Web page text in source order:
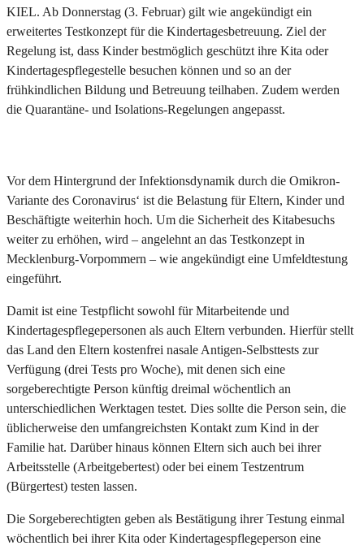
KIEL. Ab Donnerstag (3. Februar) gilt wie angekündigt ein
erweitertes Testkonzept für die Kindertagesbetreuung. Ziel der
Regelung ist, dass Kinder bestmöglich geschützt ihre Kita oder
Kindertagespflegestelle besuchen können und so an der
frühkindlichen Bildung und Betreuung teilhaben. Zudem werden
die Quarantäne- und Isolations-Regelungen angepasst.
Vor dem Hintergrund der Infektionsdynamik durch die Omikron-
Variante des Coronavirus‘ ist die Belastung für Eltern, Kinder und
Beschäftigte weiterhin hoch. Um die Sicherheit des Kitabesuchs
weiter zu erhöhen, wird – angelehnt an das Testkonzept in
Mecklenburg-Vorpommern – wie angekündigt eine Umfeldtestung
eingeführt.
Damit ist eine Testpflicht sowohl für Mitarbeitende und
Kindertagespflegepersonen als auch Eltern verbunden. Hierfür stellt
das Land den Eltern kostenfrei nasale Antigen-Selbsttests zur
Verfügung (drei Tests pro Woche), mit denen sich eine
sorgeberechtigte Person künftig dreimal wöchentlich an
unterschiedlichen Werktagen testet. Dies sollte die Person sein, die
üblicherweise den umfangreichsten Kontakt zum Kind in der
Familie hat. Darüber hinaus können Eltern sich auch bei ihrer
Arbeitsstelle (Arbeitgebertest) oder bei einem Testzentrum
(Bürgertest) testen lassen.
Die Sorgeberechtigten geben als Bestätigung ihrer Testung einmal
wöchentlich bei ihrer Kita oder Kindertagespflegeperson eine